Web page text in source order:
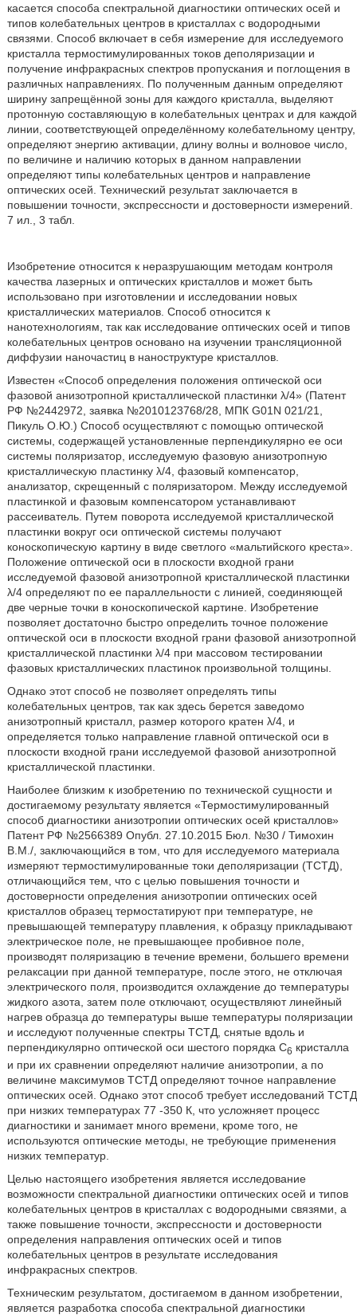
касается способа спектральной диагностики оптических осей и
типов колебательных центров в кристаллах с водородными
связями. Способ включает в себя измерение для исследуемого
кристалла термостимулированных токов деполяризации и
получение инфракрасных спектров пропускания и поглощения в
различных направлениях. По полученным данным определяют
ширину запрещённой зоны для каждого кристалла, выделяют
протонную составляющую в колебательных центрах и для каждой
линии, соответствующей определённому колебательному центру,
определяют энергию активации, длину волны и волновое число,
по величине и наличию которых в данном направлении
определяют типы колебательных центров и направление
оптических осей. Технический результат заключается в
повышении точности, экспрессности и достоверности измерений.
7 ил., 3 табл.
Изобретение относится к неразрушающим методам контроля
качества лазерных и оптических кристаллов и может быть
использовано при изготовлении и исследовании новых
кристаллических материалов. Способ относится к
нанотехнологиям, так как исследование оптических осей и типов
колебательных центров основано на изучении трансляционной
диффузии наночастиц в наноструктуре кристаллов.
Известен «Способ определения положения оптической оси
фазовой анизотропной кристаллической пластинки λ/4» (Патент
РФ №2442972, заявка №2010123768/28, МПК G01N 021/21,
Пикуль О.Ю.) Способ осуществляют с помощью оптической
системы, содержащей установленные перпендикулярно ее оси
системы поляризатор, исследуемую фазовую анизотропную
кристаллическую пластинку λ/4, фазовый компенсатор,
анализатор, скрещенный с поляризатором. Между исследуемой
пластинкой и фазовым компенсатором устанавливают
рассеиватель. Путем поворота исследуемой кристаллической
пластинки вокруг оси оптической системы получают
коноскопическую картину в виде светлого «мальтийского креста».
Положение оптической оси в плоскости входной грани
исследуемой фазовой анизотропной кристаллической пластинки
λ/4 определяют по ее параллельности с линией, соединяющей
две черные точки в коноскопической картине. Изобретение
позволяет достаточно быстро определить точное положение
оптической оси в плоскости входной грани фазовой анизотропной
кристаллической пластинки λ/4 при массовом тестировании
фазовых кристаллических пластинок произвольной толщины.
Однако этот способ не позволяет определять типы
колебательных центров, так как здесь берется заведомо
анизотропный кристалл, размер которого кратен λ/4, и
определяется только направление главной оптической оси в
плоскости входной грани исследуемой фазовой анизотропной
кристаллической пластинки.
Наиболее близким к изобретению по технической сущности и
достигаемому результату является «Термостимулированный
способ диагностики анизотропии оптических осей кристаллов»
Патент РФ №2566389 Опубл. 27.10.2015 Бюл. №30 / Тимохин
В.М./, заключающийся в том, что для исследуемого материала
измеряют термостимулированные токи деполяризации (ТСТД),
отличающийся тем, что с целью повышения точности и
достоверности определения анизотропии оптических осей
кристаллов образец термостатируют при температуре, не
превышающей температуру плавления, к образцу прикладывают
электрическое поле, не превышающее пробивное поле,
производят поляризацию в течение времени, большего времени
релаксации при данной температуре, после этого, не отключая
электрического поля, производится охлаждение до температуры
жидкого азота, затем поле отключают, осуществляют линейный
нагрев образца до температуры выше температуры поляризации
и исследуют полученные спектры ТСТД, снятые вдоль и
перпендикулярно оптической оси шестого порядка С6 кристалла
и при их сравнении определяют наличие анизотропии, а по
величине максимумов ТСТД определяют точное направление
оптических осей. Однако этот способ требует исследований ТСТД
при низких температурах 77 -350 К, что усложняет процесс
диагностики и занимает много времени, кроме того, не
используются оптические методы, не требующие применения
низких температур.
Целью настоящего изобретения является исследование
возможности спектральной диагностики оптических осей и типов
колебательных центров в кристаллах с водородными связями, а
также повышение точности, экспрессности и достоверности
определения направления оптических осей и типов
колебательных центров в результате исследования
инфракрасных спектров.
Техническим результатом, достигаемом в данном изобретении,
является разработка способа спектральной диагностики